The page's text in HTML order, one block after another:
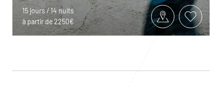
15 jours / 14 nuits
à partir de 2250€